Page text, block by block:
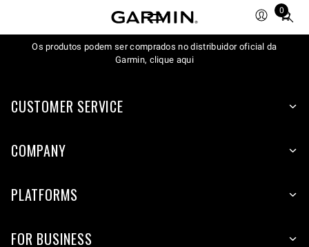
0
Total
items
in
Os produtos podem ser comprados no distribuidor oficial da
Garmin, clique aqui
CUSTOMER SERVICE
COMPANY
PLATFORMS
FOR BUSINESS